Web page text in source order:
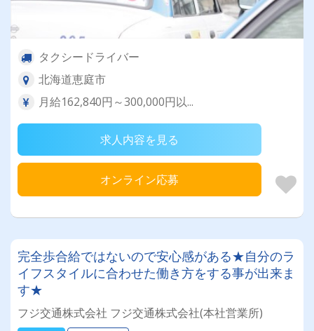
タクシードライバー
北海道恵庭市
月給162,840円～300,000円以...
求人内容を見る
オンライン応募
完全歩合給ではないので安心感がある★自分のラ
イフスタイルに合わせた働き方をする事が出来ま
す★
フジ交通株式会社 フジ交通株式会社(本社営業所)